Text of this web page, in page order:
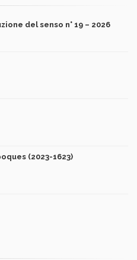
del senso n° 19 – 2026
(2023-1623)